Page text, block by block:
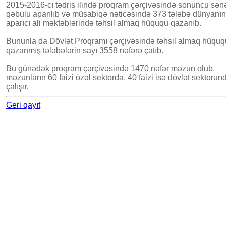
2015-2016-cı tədris ilində proqram çərçivəsində sonuncu
qəbulu aparılıb və müsabiqə nəticəsində 373 tələbə dünyanın
aparıcı ali məktəblərində təhsil almaq hüququ qazanıb.
Bununla da Dövlət Proqramı çərçivəsində təhsil almaq
qazanmış tələbələrin sayı 3558 nəfərə çatıb.
Bu günədək proqram çərçivəsində 1470 nəfər məzun olub.
məzunların 60 faizi özəl sektorda, 40 faizi isə dövlət
çalışır.
Geri qayıt